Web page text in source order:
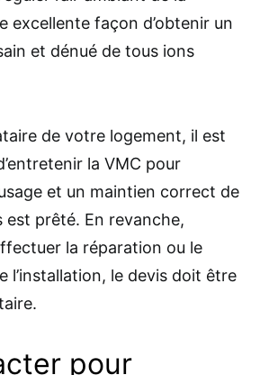
excellente façon d’obtenir un
et dénué de tous ions
de votre logement, il est
la VMC pour
et un maintien correct de
est prêté. En revanche,
la réparation ou le
l’installation, le devis doit être
pour